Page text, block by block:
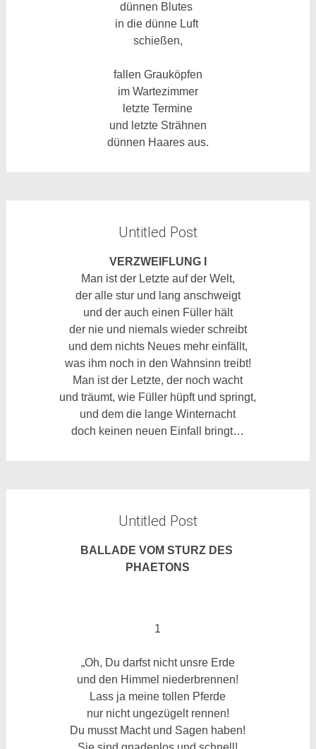
dünnen Blutes
in die dünne Luft
schießen,
fallen Grauköpfen
im Wartezimmer
letzte Termine
und letzte Strähnen
dünnen Haares aus.
Untitled Post
VERZWEIFLUNG I
Man ist der Letzte auf der Welt,
der alle stur und lang anschweigt
und der auch einen Füller hält
der nie und niemals wieder schreibt
und dem nichts Neues mehr einfällt,
was ihm noch in den Wahnsinn treibt!
Man ist der Letzte, der noch wacht
und träumt, wie Füller hüpft und springt,
und dem die lange Winternacht
doch keinen neuen Einfall bringt…
Untitled Post
BALLADE VOM STURZ DES
PHAETONS
1
„Oh, Du darfst nicht unsre Erde
und den Himmel niederbrennen!
Lass ja meine tollen Pferde
nur nicht ungezügelt rennen!
Du musst Macht und Sagen haben!